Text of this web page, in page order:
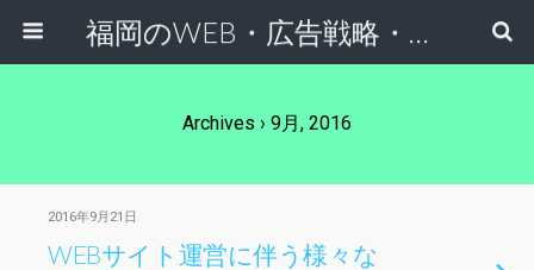
福岡のWEB・広告戦略・ネット集客コンサルのスケールフリーネットワーク
Archives › 9月, 2016
2016年9月21日
WEBサイト運営に伴う様々な